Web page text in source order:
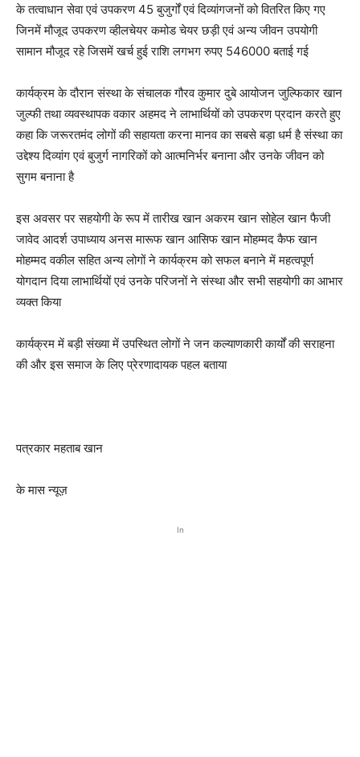
के तत्वाधान सेवा एवं उपकरण 45 बुजुर्गों एवं दिव्यांगजनों को वितरित किए गए
जिनमें मौजूद उपकरण व्हीलचेयर कमोड चेयर छड़ी एवं अन्य जीवन उपयोगी
सामान मौजूद रहे जिसमें खर्च हुई राशि लगभग रुपए 546000 बताई गई
कार्यक्रम के दौरान संस्था के संचालक गौरव कुमार दुबे आयोजन जुल्फिकार खान
जुल्फी तथा व्यवस्थापक वकार अहमद ने लाभार्थियों को उपकरण प्रदान करते हुए
कहा कि जरूरतमंद लोगों की सहायता करना मानव का सबसे बड़ा धर्म है संस्था का
उद्देश्य दिव्यांग एवं बुजुर्ग नागरिकों को आत्मनिर्भर बनाना और उनके जीवन को
सुगम बनाना है
इस अवसर पर सहयोगी के रूप में तारीख खान अकरम खान सोहेल खान फैजी
जावेद आदर्श उपाध्याय अनस मारूफ खान आसिफ खान मोहम्मद कैफ खान
मोहम्मद वकील सहित अन्य लोगों ने कार्यक्रम को सफल बनाने में महत्वपूर्ण
योगदान दिया लाभार्थियों एवं उनके परिजनों ने संस्था और सभी सहयोगी का आभार
व्यक्त किया
कार्यक्रम में बड़ी संख्या में उपस्थित लोगों ने जन कल्याणकारी कार्यों की सराहना
की और इस समाज के लिए प्रेरणादायक पहल बताया
पत्रकार महताब खान
के मास न्यूज़
In